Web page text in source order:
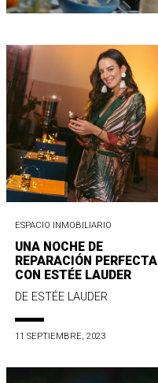
ESPACIO INMOBILIARIO
UNA NOCHE DE
REPARACIÓN PERFECTA
CON ESTÉE LAUDER
DE ESTÉE LAUDER
11 SEPTIEMBRE, 2023